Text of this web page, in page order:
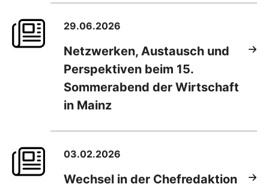
29.06.2026
Netzwerken, Austausch und
Perspektiven beim 15.
Sommerabend der Wirtschaft
in Mainz
03.02.2026
Wechsel in der Chefredaktion